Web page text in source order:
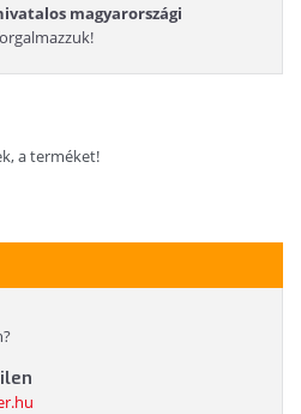
magyarországi
a terméket!